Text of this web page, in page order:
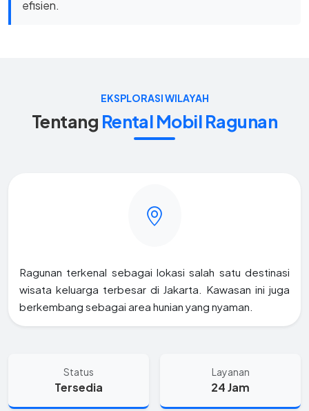
efisien.
EKSPLORASI WILAYAH
Tentang Rental Mobil Ragunan
Ragunan terkenal sebagai lokasi salah satu destinasi
wisata keluarga terbesar di Jakarta. Kawasan ini juga
berkembang sebagai area hunian yang nyaman.
Status
Tersedia
Layanan
24 Jam